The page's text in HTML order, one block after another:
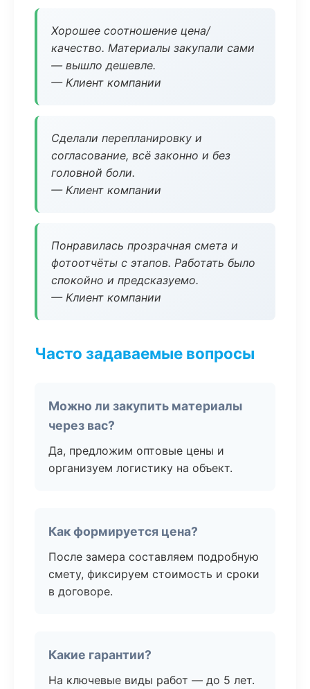
Хорошее соотношение цена/
качество. Материалы закупали сами
— вышло дешевле.
— Клиент компании
Сделали перепланировку и
согласование, всё законно и без
головной боли.
— Клиент компании
Понравилась прозрачная смета и
фотоотчёты с этапов. Работать было
спокойно и предсказуемо.
— Клиент компании
Часто задаваемые вопросы
Можно ли закупить материалы
через вас?
Да, предложим оптовые цены и
организуем логистику на объект.
Как формируется цена?
После замера составляем подробную
смету, фиксируем стоимость и сроки
в договоре.
Какие гарантии?
На ключевые виды работ — до 5 лет.